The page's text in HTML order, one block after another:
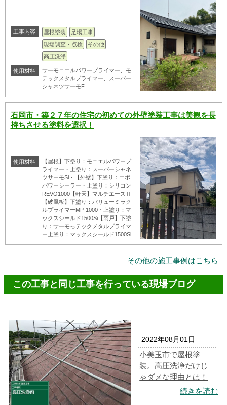
工事内容 屋根塗装
足場工事
現場調査・点検
その他
高圧洗浄
使用材料
サーモニエルパワープライマー、モ
テックメタルプライマー、スーパー
シャネツサーモF
石岡市・築２７年の住宅の初めての外壁塗装工事は美観を長
持ちさせる塗料を選択！
使用材料
【屋根】下塗り：モニエルパワープ
ライマー・上塗り：スーパーシャネ
ツサーモSi・【外壁】下塗り：エポ
パワーシーラー・上塗り：シリコン
REVO1000【軒天】マルチエースⅡ
【破風板】下塗り：バリューミラク
ルプライマーMP-1000・上塗り：マ
ックスシールド1500Si【雨戸】下塗
り：サーモっテックメタルプライマ
ー上塗り：マックスシールド1500Si
その他の施工事例はこちら
この工事と同じ工事を行っている現場ブログ
2022年08月01日
小美玉市で屋根塗
装。高圧洗浄だけじ
ゃダメな理由とは！
続きを読む